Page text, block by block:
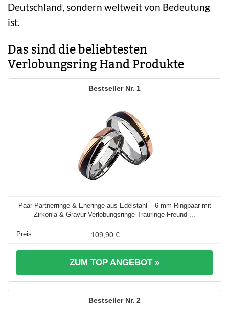
Deutschland, sondern weltweit von Bedeutung
ist.
Das sind die beliebtesten
Verlobungsring Hand Produkte
1
Paar Partnerringe & Eheringe aus Edelstahl – 6 mm Ringpaar mit
Zirkonia & Gravur Verlobungsringe Trauringe Freund ...
109,90 €
ZUM TOP ANGEBOT »
2